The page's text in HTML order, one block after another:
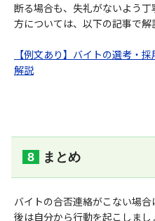
断る場合も、失礼がないよう
方については、以下の記事で解
【例文あり】バイトの選考・
解説
まとめ
バイトの合否連絡がこない場
後は自分から行動を起こしま